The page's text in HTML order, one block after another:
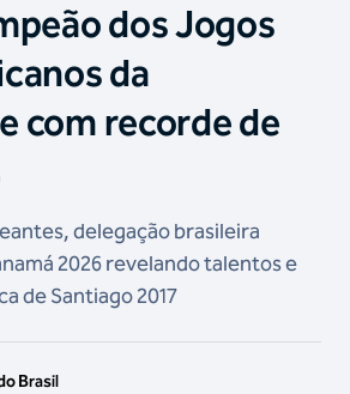
dos Jogos
da
com recorde de
delegação brasileira
2026 revelando talentos e
de Santiago 2017
Brasil